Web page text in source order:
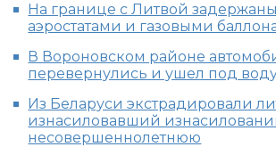
На границе с Литвой
аэростатами и газовыми
В Вороновском районе
перевернулись и ушел под
Из Беларуси экстрадировали
изнасиловавший
несовершеннолетнюю